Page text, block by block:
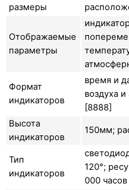
размеры
Отображаемые
параметры
Формат
индикаторов
время и
воздуха
[8888]
Высота
индикаторов
150мм;
Тип
индикаторов
120°;
000 часов